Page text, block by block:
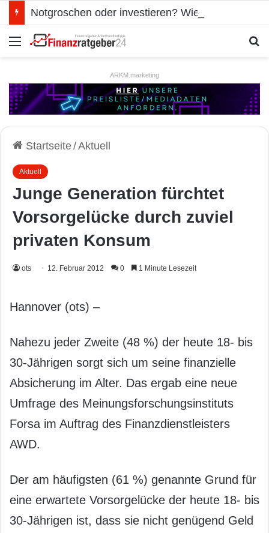
Menü
ARKM.marketing
Startseite/Aktuell
Aktuell
Junge Generation fürchtet
Vorsorgelücke durch zuviel
privaten Konsum
ots 12. Februar 2012 0 1 Minute Lesezeit
Hannover (ots) –
Nahezu jeder Zweite (48 %) der heute 18- bis
30-Jährigen sorgt sich um seine finanzielle
Absicherung im Alter. Das ergab eine neue
Umfrage des Meinungsforschungsinstituts
Forsa im Auftrag des Finanzdienstleisters
AWD.
Der am häufigsten (61 %) genannte Grund für
eine erwartete Vorsorgelücke der heute 18- bis
30-Jährigen ist, dass sie nicht genügend Geld